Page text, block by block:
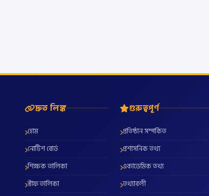
দ্রুত লিঙ্ক
হোম
নোটিশ বোর্ড
শিক্ষক তালিকা
স্টাফ তালিকা
গুরুত্বপূর্ণ
প্রতিষ্ঠান সম্পর্কিত
প্রশাসনিক তথ্য
একাডেমিক তথ্য
তথ্যাবলী